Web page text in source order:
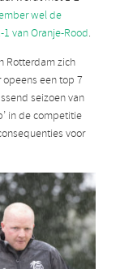
wel de
van Oranje-Rood.
Rotterdam zich
een top 7
seizoen van
in de competitie
voor